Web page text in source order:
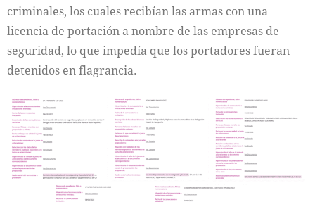
criminales, los cuales recibían las armas con una
licencia de portación a nombre de las empresas de
seguridad, lo que impedía que los portadores fueran
detenidos en flagrancia.